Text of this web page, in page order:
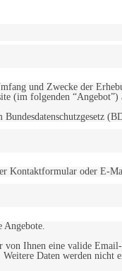
und Zwecke der
(im folgenden “Angebot”)
oder E-
Angebote.
Ihnen eine valide
Daten werden